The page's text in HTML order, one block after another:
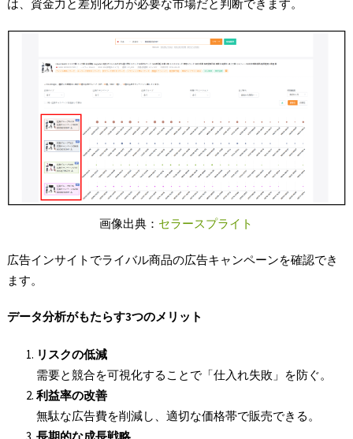
は、資金力と差別化力が必要な市場だと判断できます。
画像出典： セラースプライト
広告インサイトでライバル商品の広告キャンペーンを確認でき
ます。
データ分析がもたらす3つのメリット
リスクの低減
需要と競合を可視化することで「仕入れ失敗」を防ぐ。
利益率の改善
無駄な広告費を削減し、適切な価格帯で販売できる。